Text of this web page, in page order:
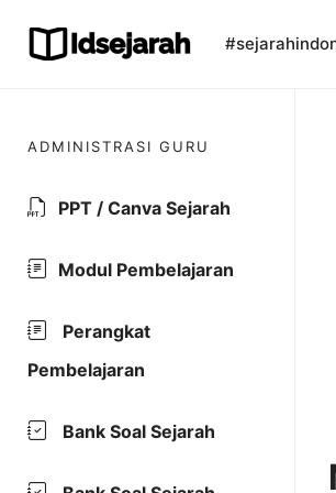
content
ADMINISTRASI GURU
PPT / Canva Sejarah
Modul Pembelajaran
Perangkat
Pembelajaran
Bank Soal Sejarah